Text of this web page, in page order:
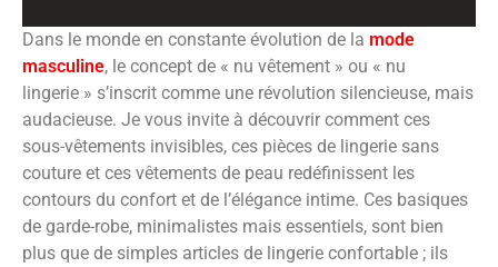
Dans le monde en constante évolution de la mode
masculine, le concept de « nu vêtement » ou « nu
lingerie » s’inscrit comme une révolution silencieuse, mais
audacieuse. Je vous invite à découvrir comment ces
sous-vêtements invisibles, ces pièces de lingerie sans
couture et ces vêtements de peau redéfinissent les
contours du confort et de l’élégance intime. Ces basiques
de garde-robe, minimalistes mais essentiels, sont bien
plus que de simples articles de lingerie confortable ; ils